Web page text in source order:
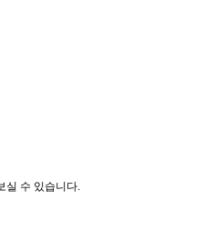
실 수 있습니다.